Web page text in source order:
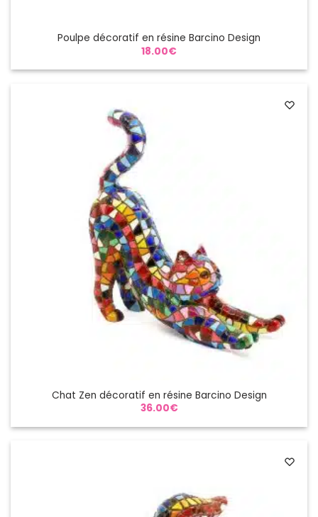
Poulpe décoratif en résine Barcino Design
18.00€
Chat Zen décoratif en résine Barcino Design
36.00€